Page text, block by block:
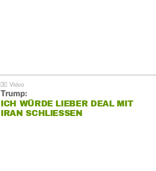
Trump:
ICH WÜRDE LIEBER DEAL MIT
IRAN SCHLIESSEN